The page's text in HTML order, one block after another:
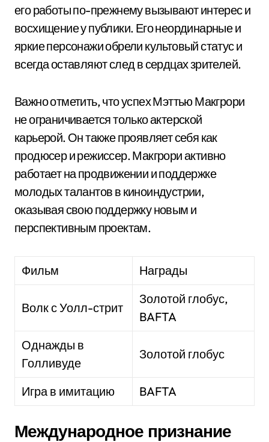
его работы по-прежнему вызывают интерес и
восхищение у публики. Его неординарные и
яркие персонажи обрели культовый статус и
всегда оставляют след в сердцах зрителей.
Важно отметить, что успех Мэттью Макгрори
не ограничивается только актерской
карьерой. Он также проявляет себя как
продюсер и режиссер. Макгрори активно
работает на продвижении и поддержке
молодых талантов в киноиндустрии,
оказывая свою поддержку новым и
перспективным проектам.
Фильм Награды
Волк с Уолл-стрит
Золотой глобус,
BAFTA
Однажды в
Голливуде
Золотой глобус
Игра в имитацию BAFTA
Международное признание